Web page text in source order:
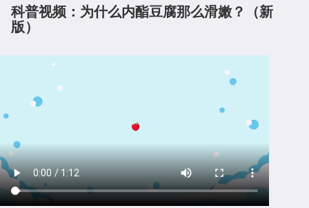
科普视频：为什么内酯豆腐那么滑嫩？（新
版）